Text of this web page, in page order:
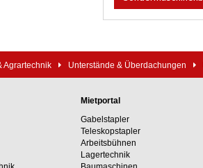
Agrartechnik Unterstände & Überdachungen
Mietportal
Gabelstapler
Teleskopstapler
Arbeitsbühnen
Lagertechnik